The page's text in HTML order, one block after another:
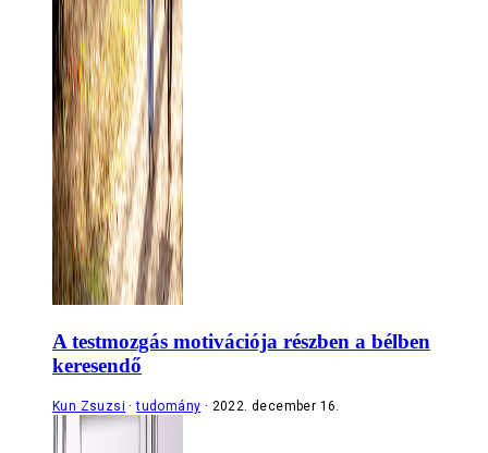
A testmozgás motivációja részben a bélben
keresendő
Kun Zsuzsi tudomány 2022. december 16.